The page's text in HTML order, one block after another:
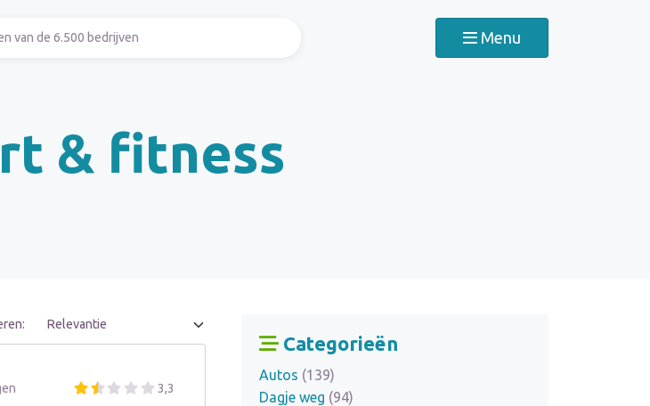
Menu
& fitness
3,3
Categorieën
Autos (139)
Dagje weg (94)